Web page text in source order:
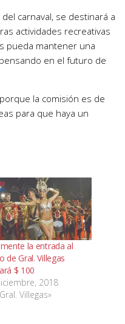
carnaval, se destinará a
actividades recreativas
pueda mantener una
en el futuro de
la comisión es de
para que haya un
la entrada al
de Gral. Villegas
$ 100
2018
Villegas»